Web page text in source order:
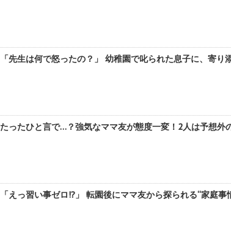
「先生は何で怒ったの？」 幼稚園で叱られた息子に、寄
たったひと言で…？強気なママ友が態度一変！2人は予想
「えっ習い事ゼロ!?」 転園後にママ友から探られる“家庭